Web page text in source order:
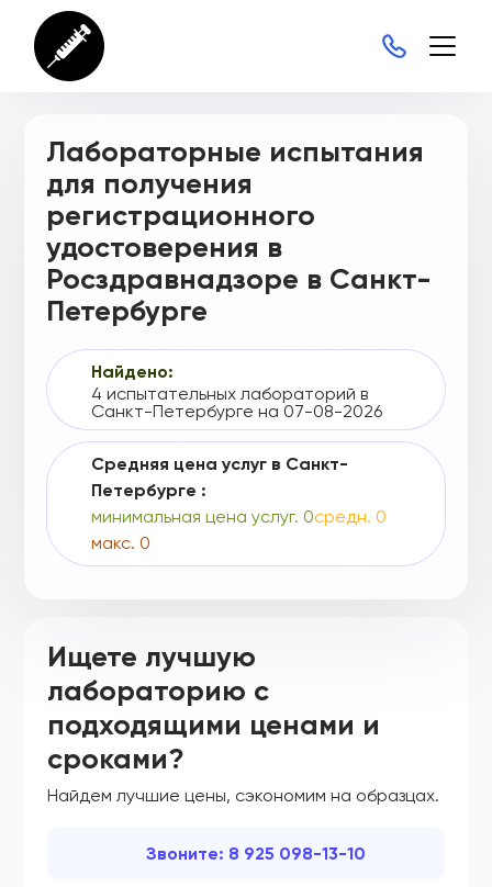
Лабораторные испытания
для получения
регистрационного
удостоверения в
Росздравнадзоре в Санкт-
Петербурге
Найдено:
4 испытательных лабораторий в
Санкт-Петербурге на 07-08-2026
Средняя цена услуг в Санкт-
Петербурге :
минимальная цена услуг. 0средн. 0
макс. 0
Ищете лучшую
лабораторию с
подходящими ценами и
сроками?
Найдем лучшие цены, сэкономим на образцах.
Звоните: 8 925 098-13-10
Г004-00110-00/04390775
Г004-00110-00/04411877
Г004-00110-00/04490340
Г004-00110-00/04548461
Г004-00110-00/04598288
Г004-00110-00/04610878
Г004-00110-00/04700830
Г004-00110-00/04734473
Г004-00110-00/04734503
Г004-00110-00/04734549
Г004-00110-00/04741342
Г004-00110-00/04801719
Г004-00110-00/04868031
Г004-00110-00/04995355
Г004-00110-00/05038378
Г004-00110-00/05084128
МЗ РФ № 2002/286
ФСЗ 2007/00016